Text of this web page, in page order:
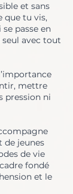
et sans
que tu vis,
passe en
avec tout
mettre
pression ni
de jeunes
de vie
fondé
et le